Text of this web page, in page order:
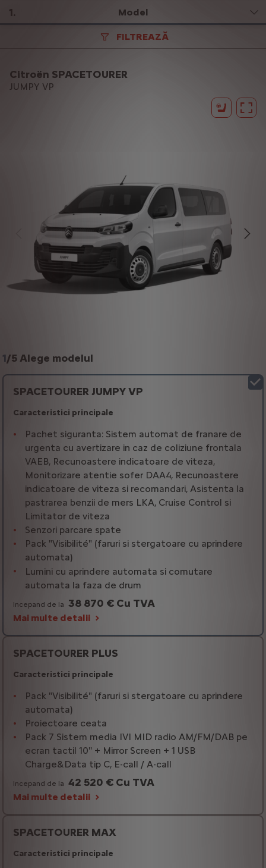
1. Model
FILTREAZĂ
Citroën SPACETOURER
JUMPY VP
1/5 Alege modelul
SPACETOURER JUMPY VP
Caracteristici principale
Pachet siguranta: Sistem automat de franare de
urgenta cu avertizare in caz de coliziune frontala
VAEB, Recunoastere indicatoare de viteza,
Monitorizare atentie sofer DAA4, Recunoastere
indicatoare de viteza si recomandari, Asistenta la
pastrarea benzii de mers LKA, Cruise Control si
Limitator de viteza
Senzori parcare spate
Pack "Visibilité" (faruri si stergatoare cu aprindere
automata)
Lumini cu aprindere automata si comutare
automata la faza de drum
Incepand de la 38 870 € Cu TVA
Mai multe detalii
SPACETOURER PLUS
Caracteristici principale
Pack "Visibilité" (faruri si stergatoare cu aprindere
automata)
Proiectoare ceata
Pack 7 Sistem media IVI MID radio AM/FM/DAB pe
ecran tactil 10'' + Mirror Screen + 1 USB
Charge&Data tip C, E-call / A-call
Incepand de la 42 520 € Cu TVA
Mai multe detalii
SPACETOURER MAX
Caracteristici principale